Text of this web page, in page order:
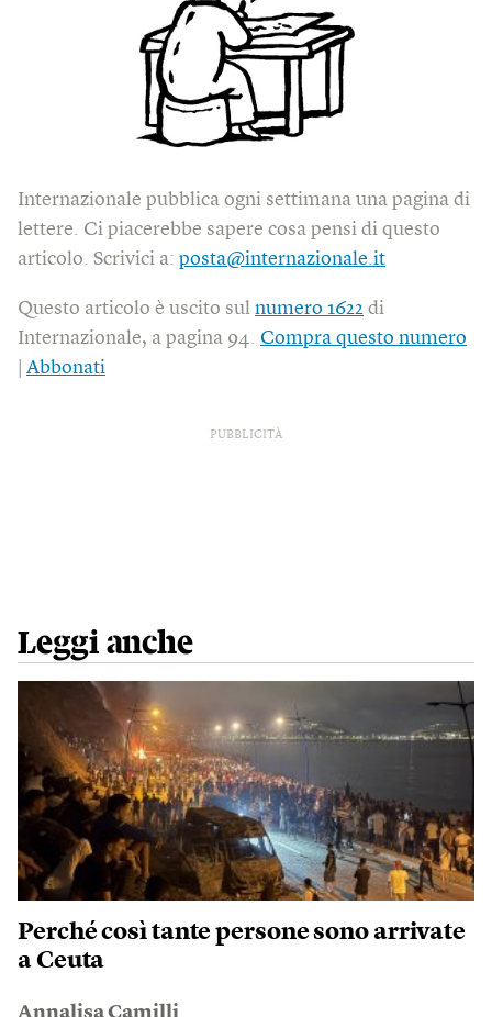
Internazionale pubblica ogni settimana una pagina di
lettere. Ci piacerebbe sapere cosa pensi di questo
articolo. Scrivici a: posta@internazionale.it
Questo articolo è uscito sul numero 1622 di
Internazionale, a pagina 94. Compra questo numero
Abbonati
PUBBLICITÀ
Leggi anche
Perché così tante persone sono arrivate
a Ceuta
Annalisa Camilli